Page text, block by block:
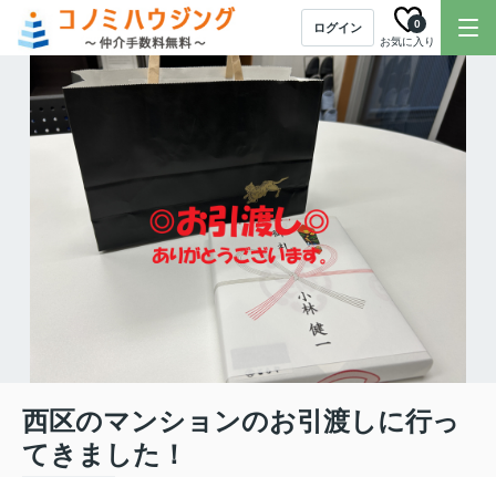
ログイン
お気に入り
0
西区のマンションのお引渡しに行っ
てきました！